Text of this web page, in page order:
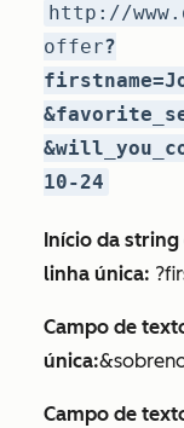
http://
offer?
10-24
Início da
linha única:
Campo de
única:
Campo de